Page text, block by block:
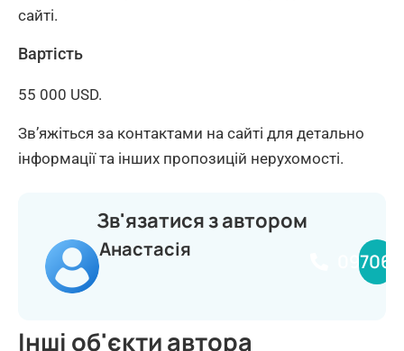
сайті.
Вартість
55 000 USD.
Зв’яжіться за контактами на сайті для детально
інформації та інших пропозицій нерухомості.
Зв'язатися з автором
Анастасія
Інші об'єкти автора